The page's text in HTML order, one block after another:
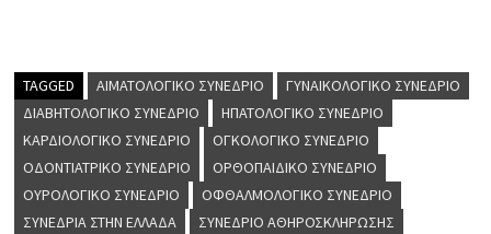
TAGGED ΑΙΜΑΤΟΛΟΓΙΚΌ ΣΥΝΈΔΡΙΟ
ΓΥΝΑΙΚΟΛΟΓΙΚΌ ΣΥΝΈΔΡΙΟ
ΔΙΑΒΗΤΟΛΟΓΙΚΌ ΣΥΝΈΔΡΙΟ
ΗΠΑΤΟΛΟΓΙΚΌ ΣΥΝΈΔΡΙΟ
ΚΑΡΔΙΟΛΟΓΙΚΌ ΣΥΝΈΔΡΙΟ
ΟΓΚΟΛΟΓΙΚΌ ΣΥΝΈΔΡΙΟ
ΟΔΟΝΤΙΑΤΡΙΚΌ ΣΥΝΈΔΡΙΟ
ΟΡΘΟΠΑΙΔΙΚΌ ΣΥΝΈΔΡΙΟ
ΟΥΡΟΛΟΓΙΚΌ ΣΥΝΈΔΡΙΟ
ΟΦΘΑΛΜΟΛΟΓΙΚΌ ΣΥΝΈΔΡΙΟ
ΣΥΝΈΔΡΙΑ ΣΤΗΝ ΕΛΛΆΔΑ
ΣΥΝΈΔΡΙΟ ΑΘΗΡΟΣΚΛΉΡΩΣΗΣ